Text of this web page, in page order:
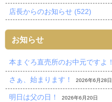
店長からのお知らせ (522)
お知らせ
本まぐろ直売所のお中元ですよ！
さぁ、始まります！ 2026年6月28日
明日は父の日！ 2026年6月20日